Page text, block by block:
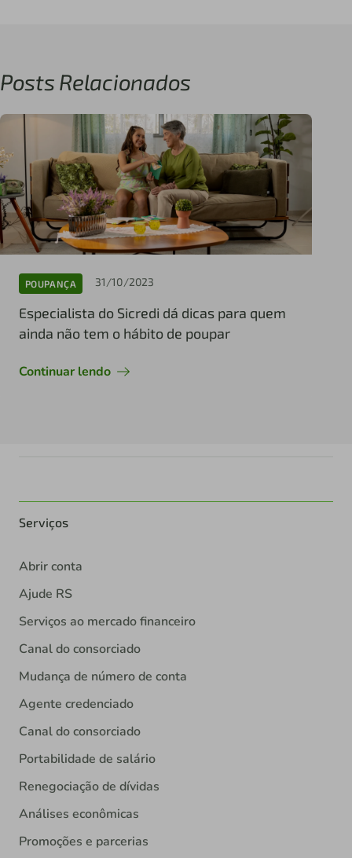
Posts Relacionados
POUPANÇA 31/10/2023
Especialista do Sicredi dá dicas para quem
ainda não tem o hábito de poupar
Continuar lendo
Serviços
Abrir conta
Ajude RS
Serviços ao mercado financeiro
Canal do consorciado
Mudança de número de conta
Agente credenciado
Canal do consorciado
Portabilidade de salário
Renegociação de dívidas
Análises econômicas
Promoções e parcerias